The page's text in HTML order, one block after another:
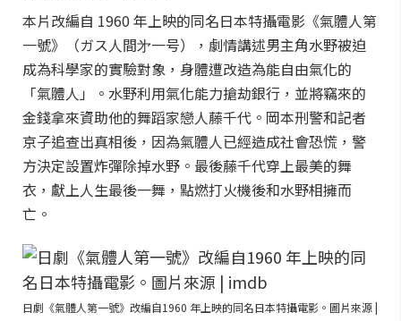
本片改編自 1960 年上映的同名日本特攝電影《氣體人第
一號》（ガス人間㐧一号），劇情講述男主角水野被迫
成為科學家的實驗對象，身體遭改造為能自由氣化的
「氣體人」。水野利用氣化能力搶劫銀行，並將竊來的
金錢拿來資助他的舞蹈家戀人藤千代。岡本刑警和記者
京子追查出真相後，因為氣體人已經造成社會恐慌，警
方決定設置炸彈除掉水野。最後藤千代穿上最美的舞
衣，獻上人生最後一舞，點燃打火機後和水野相擁而
亡。
日劇《氣體人第一號》改編自1960 年上映的同名日本特攝電影。圖片來源 |